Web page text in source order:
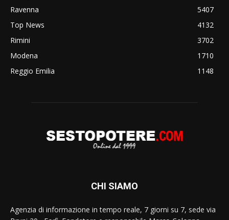
Ravenna
5407
Top News
4132
Rimini
3702
Modena
1710
Reggio Emilia
1148
CHI SIAMO
Agenzia di informazione in tempo reale, 7 giorni su 7, sede via